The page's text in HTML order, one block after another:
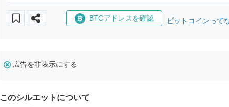
BTCアドレスを確認 ビットコインって
広告を非表示にする
このシルエットについて